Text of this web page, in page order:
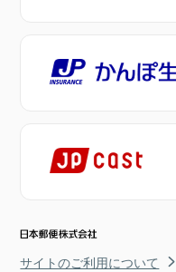
サイトのご利用について